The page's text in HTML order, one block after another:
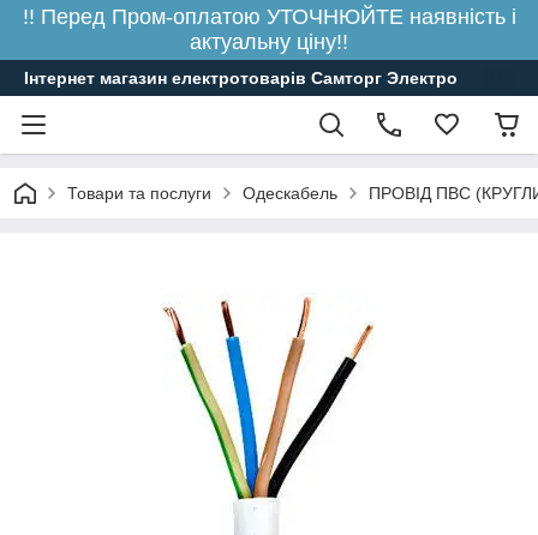
!! Перед Пром-оплатою УТОЧНЮЙТЕ наявність і
актуальну ціну!!
Інтернет магазин електротоварів Самторг Электро
Товари та послуги Одескабель ПРОВІД ПВС